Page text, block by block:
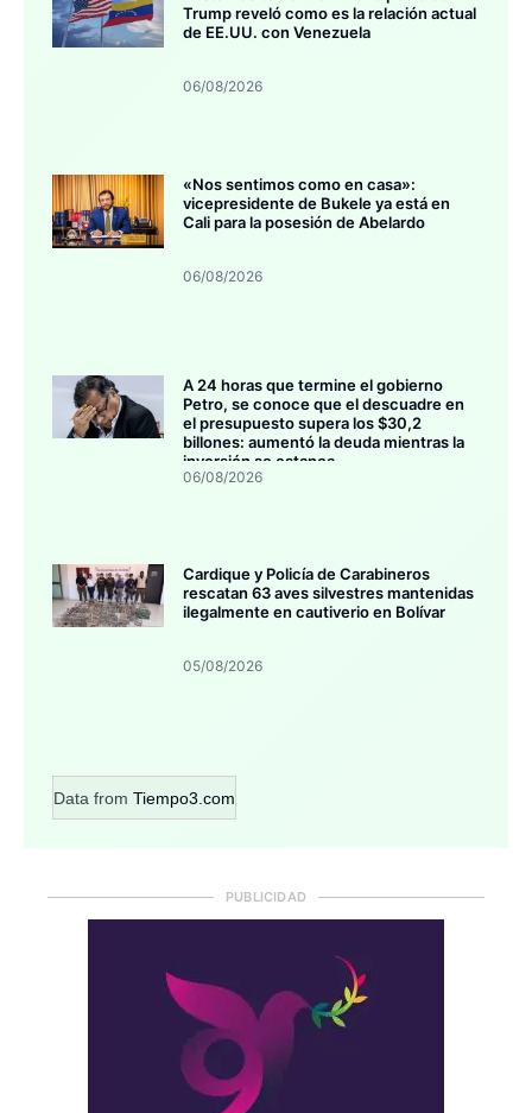
Trump reveló como es la relación actual
de EE.UU. con Venezuela
06/08/2026
«Nos sentimos como en casa»:
vicepresidente de Bukele ya está en
Cali para la posesión de Abelardo
06/08/2026
A 24 horas que termine el gobierno
Petro, se conoce que el descuadre en
el presupuesto supera los $30,2
billones: aumentó la deuda mientras la
inversión se estanca
06/08/2026
Cardique y Policía de Carabineros
rescatan 63 aves silvestres mantenidas
ilegalmente en cautiverio en Bolívar
05/08/2026
Data from Tiempo3.com
PUBLICIDAD